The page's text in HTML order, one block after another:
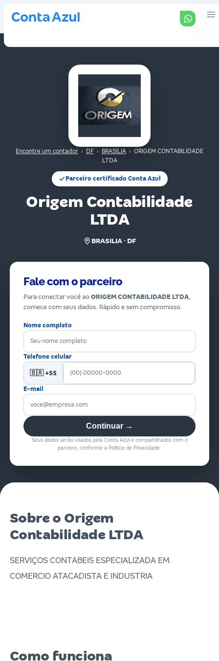
Encontre um contador › DF › BRASILIA › ORIGEM CONTABILIDADE
LTDA
Parceiro certificado Conta Azul
Origem Contabilidade
LTDA
BRASILIA · DF
Fale com o parceiro
Para conectar você ao ORIGEM CONTABILIDADE LTDA,
comece com seus dados. Rápido e sem compromisso.
Nome completo
Telefone celular
🇧🇷 +55
E-mail
Continuar →
Seus dados serão usados pela Conta Azul e compartilhados com o
parceiro, conforme a Política de Privacidade.
Sobre o Origem
Contabilidade LTDA
SERVIÇOS CONTABEIS ESPECIALIZADA EM
COMERCIO ATACADISTA E INDUSTRIA
Como funciona